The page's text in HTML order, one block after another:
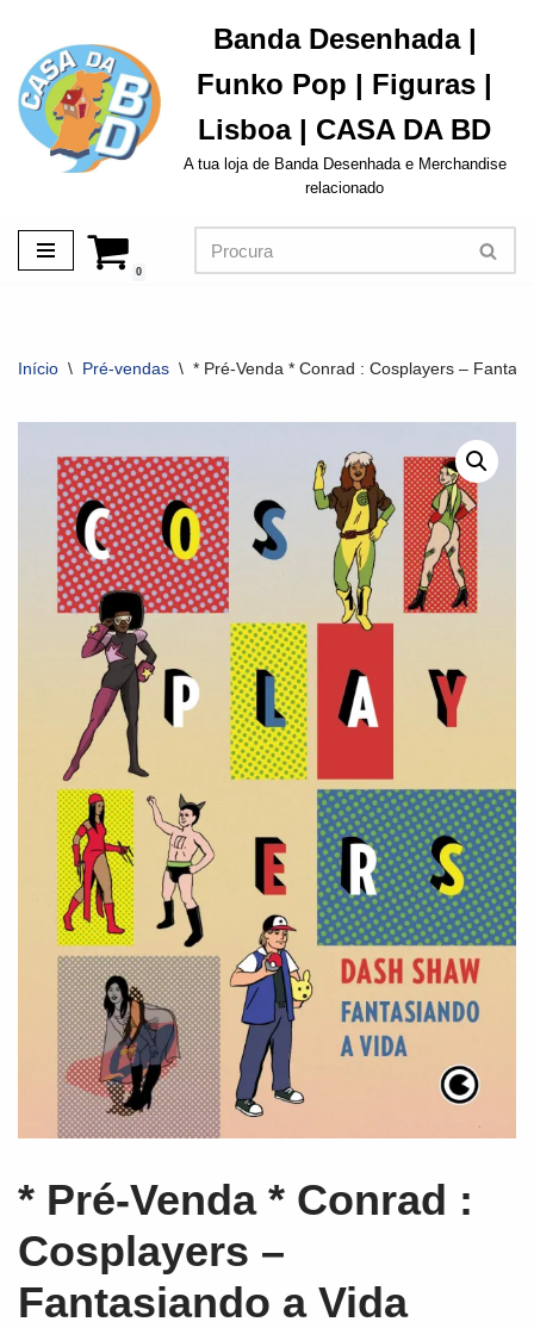
Avançar
para
o
conteúdo
Banda Desenhada |
Funko Pop | Figuras |
Lisboa | CASA DA BD
A tua loja de Banda Desenhada e Merchandise
relacionado
0
Início \ Pré-vendas \ * Pré-Venda * Conrad : Cosplayers –
* Pré-Venda * Conrad :
Cosplayers –
Fantasiando a Vida